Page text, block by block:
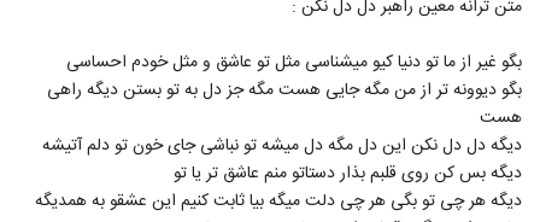
548
549
دانلود آهنگ حمید عسکری سیاره
۸۸۴ بازدید
550
ZandVakili Sattar Khan)
۶۷۵ بازدید
متن ترانه معین راهبر دل دل نکن :
بگو غیر از ما تو دنیا کیو میشناسی مثل تو عاشق و مثل خودم احساسی
بگو دیوونه تر از من مگه جایی هست مگه جز دل به تو بستن دیگه راهی
هست
دیگه دل دل نکن این دل مگه دل میشه تو نباشی جای خون تو دلم آتیشه
دیگه بس کن روی قلبم بذار دستاتو منم عاشق تر یا تو
دیگه هر چی تو بگی هر چی دلت میگه بیا ثابت کنیم این عشقو به همدیگه